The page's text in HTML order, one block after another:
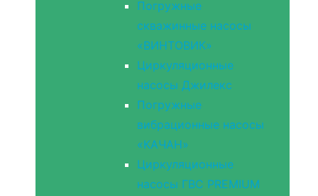
Погружные
скважинные насосы
«ВИНТОВИК»
Циркуляционные
насосы Джилекс
Погружные
вибрационные насосы
«КАЧАН»
Циркуляционные
насосы ГВС PREMIUM